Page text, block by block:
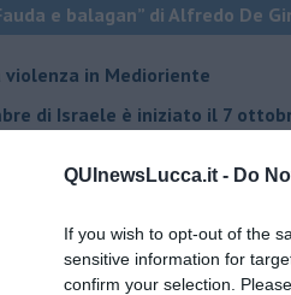
QUInewsLucca.it - Do
If you wish to opt-out of the
sensitive information for
confirm your selection.
e balagan” di Alfredo De
violenza in Medioriente
di Israele è iniziato il 7
di Netanyahu
dell’era di Erdogan
diplomazie nei conflitti
di Silvio